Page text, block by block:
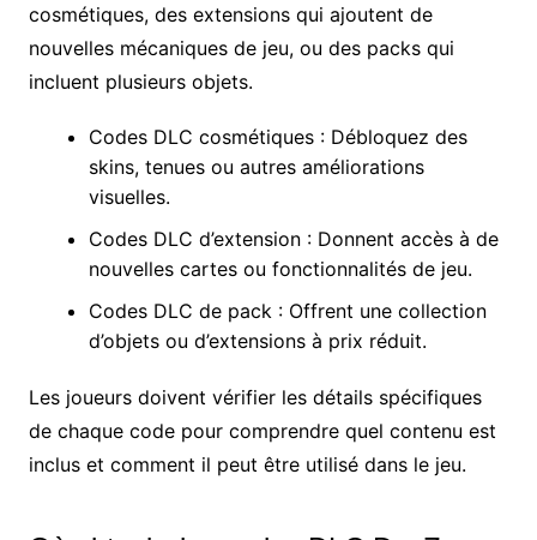
cosmétiques, des extensions qui ajoutent de
nouvelles mécaniques de jeu, ou des packs qui
incluent plusieurs objets.
Codes DLC cosmétiques : Débloquez des
skins, tenues ou autres améliorations
visuelles.
Codes DLC d’extension : Donnent accès à de
nouvelles cartes ou fonctionnalités de jeu.
Codes DLC de pack : Offrent une collection
d’objets ou d’extensions à prix réduit.
Les joueurs doivent vérifier les détails spécifiques
de chaque code pour comprendre quel contenu est
inclus et comment il peut être utilisé dans le jeu.